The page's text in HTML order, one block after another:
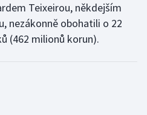
Teixeirou, někdejším
nezákonně obohatili o 22
(462 milionů korun).